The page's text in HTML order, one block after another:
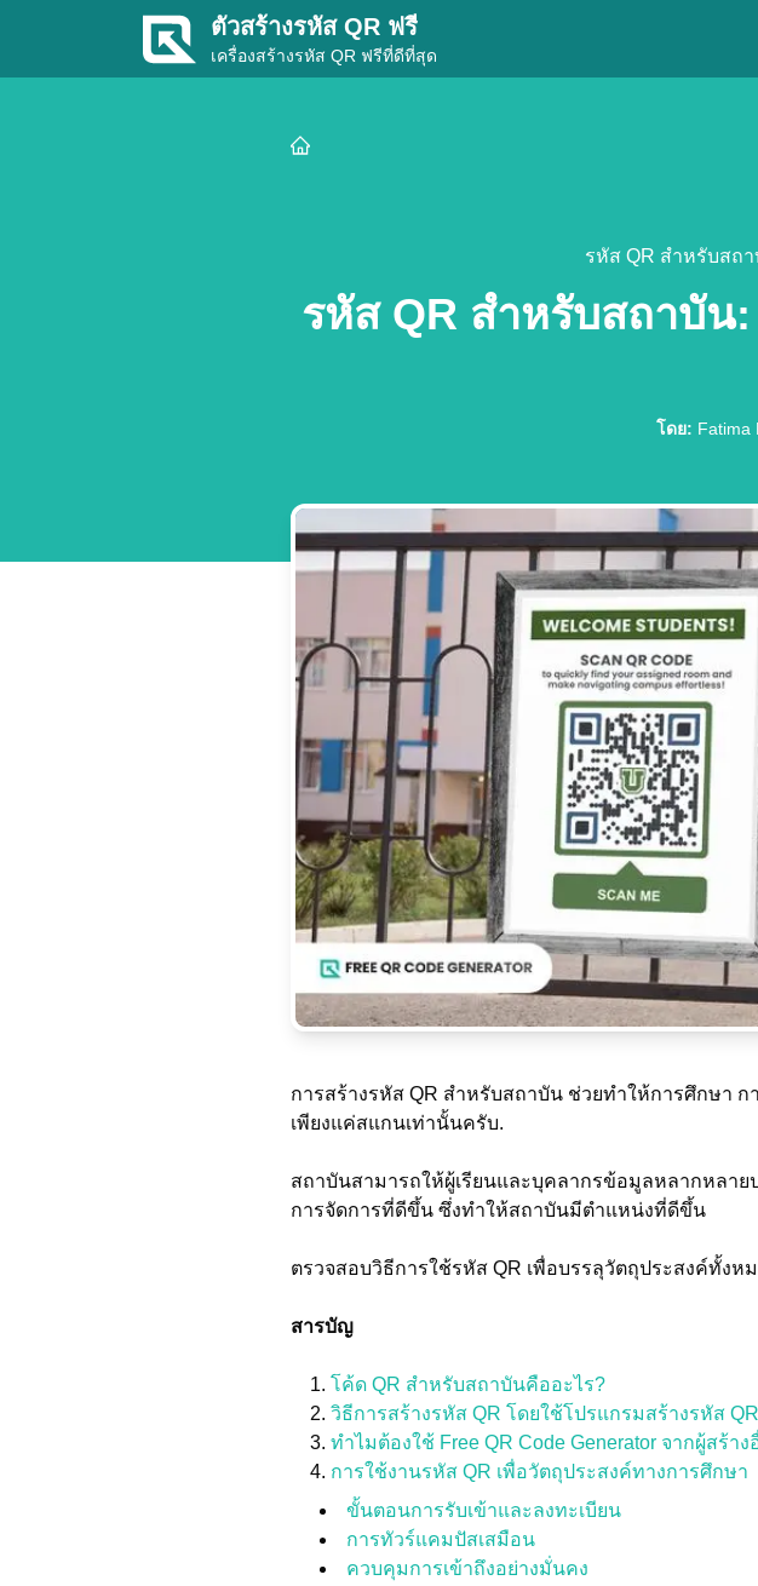
ตัวสร้างรหัส QR ฟรี
เครื่องสร้างรหัส QR ฟรีที่ดีที่สุด
รหัส QR สำหรับสถ
รหัส QR สำหรับสถาบัน
โดย: Fatima
การสร้างรหัส QR สำหรับสถาบัน ช่วยทำให้การศึกษา ก
เพียงแค่สแกนเท่านั้นครับ.
สถาบันสามารถให้ผู้เรียนและบุคลากรข้อมูลหลากหลาย
การจัดการที่ดีขึ้น ซึ่งทำให้สถาบันมีตำแหน่งที่ดีขึ้น
ตรวจสอบวิธีการใช้รหัส QR เพื่อบรรลุวัตถุประสงค์ทั้งห
สารบัญ
โค้ด QR สำหรับสถาบันคืออะไร?
วิธีการสร้างรหัส QR โดยใช้โปรแกรมสร้างรหัส
ทำไมต้องใช้ Free QR Code Generator จากผู้สร้า
การใช้งานรหัส QR เพื่อวัตถุประสงค์ทางการศึกษา
ขั้นตอนการรับเข้าและลงทะเบียน
การทัวร์แคมปัสเสมือน
ควบคุมการเข้าถึงอย่างมั่นคง